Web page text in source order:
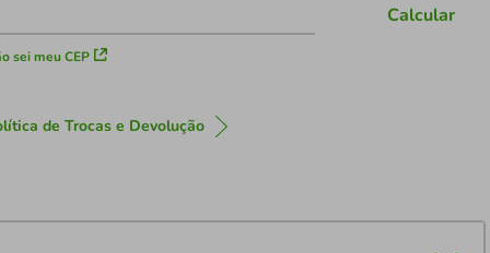
sei meu CEP
Calcular
de Trocas e Devolução